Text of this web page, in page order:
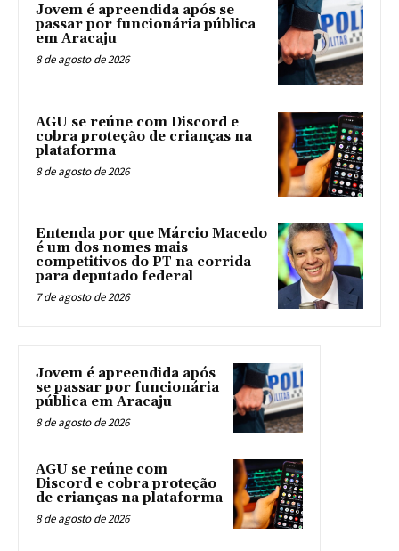
Jovem é apreendida após se
passar por funcionária pública
em Aracaju
8 de agosto de 2026
AGU se reúne com Discord e
cobra proteção de crianças na
plataforma
8 de agosto de 2026
Entenda por que Márcio Macedo
é um dos nomes mais
competitivos do PT na corrida
para deputado federal
7 de agosto de 2026
Jovem é apreendida após
se passar por funcionária
pública em Aracaju
8 de agosto de 2026
AGU se reúne com
Discord e cobra proteção
de crianças na plataforma
8 de agosto de 2026